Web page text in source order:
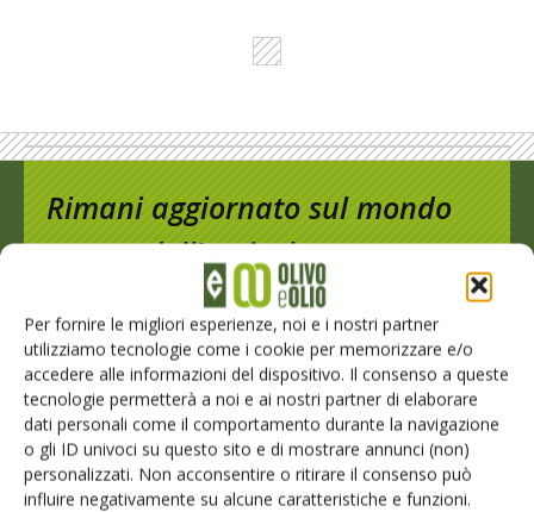
Per fornire le migliori esperienze, noi e i nostri partner
utilizziamo tecnologie come i cookie per memorizzare e/o
accedere alle informazioni del dispositivo. Il consenso a queste
tecnologie permetterà a noi e ai nostri partner di elaborare
dati personali come il comportamento durante la navigazione
o gli ID univoci su questo sito e di mostrare annunci (non)
personalizzati. Non acconsentire o ritirare il consenso può
influire negativamente su alcune caratteristiche e funzioni.
Rimani aggiornato sul mondo
dell’agricoltura
Iscriviti alle nostre newsletter